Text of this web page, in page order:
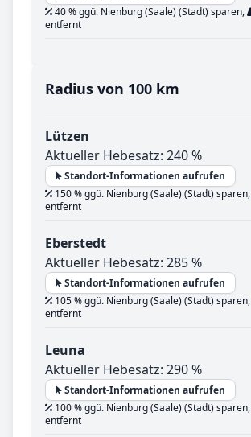
40 % ggü. Nienburg (Saale) (Stadt) sparen,
entfernt
Radius von 100 km
Lützen
Aktueller Hebesatz: 240 %
Standort-Informationen aufrufen
150 % ggü. Nienburg (Saale) (Stadt) sparen,
entfernt
Eberstedt
Aktueller Hebesatz: 285 %
Standort-Informationen aufrufen
105 % ggü. Nienburg (Saale) (Stadt) sparen,
entfernt
Leuna
Aktueller Hebesatz: 290 %
Standort-Informationen aufrufen
100 % ggü. Nienburg (Saale) (Stadt) sparen,
entfernt